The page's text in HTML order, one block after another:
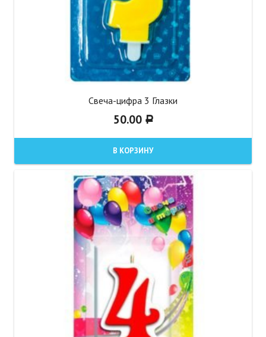
Свеча-цифра 3 Глазки
50.00 Р
В КОРЗИНУ